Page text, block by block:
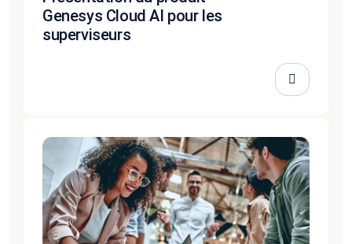
Genesys Cloud AI pour les
superviseurs